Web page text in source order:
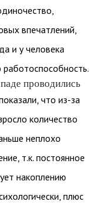
впечатлений,
и у человека
проводились
что из-за
количество
неплохо
т.к. постоянное
накоплению
плюс